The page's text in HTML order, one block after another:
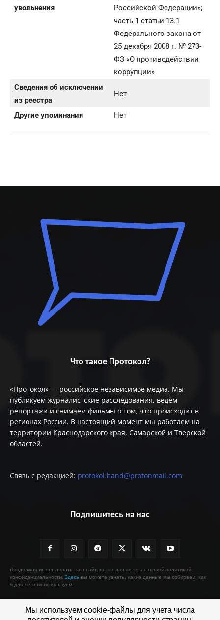
увольнения
Российской Федерации»;
часть 1 статьи 13.1
Федерального закона от
25 декабря 2008 г. № 273-
ФЗ «О противодействии
коррупции»
Сведения об исключении
из реестра
Нет
Другие упоминания Нет
Что такое Протокол?
«Протокол» — российское независимое медиа. Мы
публикуем журналистские расследования, ведём
репортажи и снимаем фильмы о том, что происходит в
регионах России. В настоящий момент мы работаем на
территории Краснодарского края, Самарской и Тверской
областей.
Связь с редакцией: protokol.band@protonmail.com
Подпишитесь на нас
Продолжая использовать наш сайт, вы соглашаетесь с нашей политикой
конфиденциальности. Здесь вы можете узнать, какие данные мы собираем, как
и для чего их используем.
Мы используем cookie-файлы для учета числа